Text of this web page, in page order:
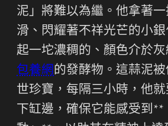
泥」將難以為繼。他拿著
滑、閃耀著不祥光芒的小
起一坨濃稠的、顏色介於
包養網的發酵物。這蒜泥
世珍寶，每隔三小時，他
下缸邊，確保它能感受到